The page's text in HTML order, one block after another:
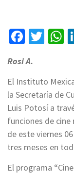
Rosi A.
El Instituto
la Secretaría de
Luis Potosí a
funciones de
de este viernes
tres meses en
El programa